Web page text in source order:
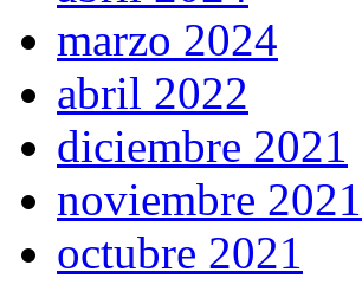
marzo 2024
abril 2022
diciembre 2021
noviembre 2021
octubre 2021